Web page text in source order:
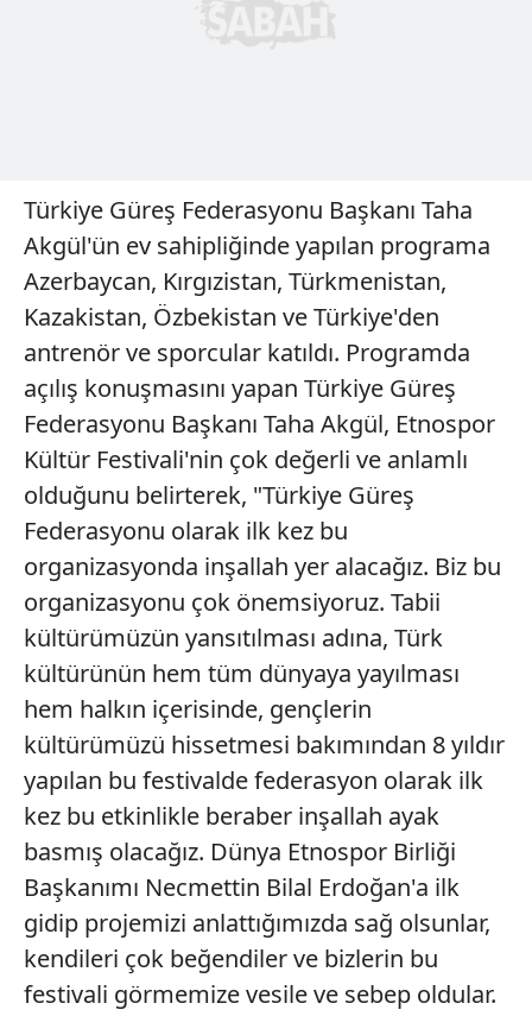
Türkiye Güreş Federasyonu Başkanı Taha
Akgül'ün ev sahipliğinde yapılan programa
Azerbaycan, Kırgızistan, Türkmenistan,
Kazakistan, Özbekistan ve Türkiye'den
antrenör ve sporcular katıldı. Programda
açılış konuşmasını yapan Türkiye Güreş
Federasyonu Başkanı Taha Akgül, Etnospor
Kültür Festivali'nin çok değerli ve anlamlı
olduğunu belirterek, "Türkiye Güreş
Federasyonu olarak ilk kez bu
organizasyonda inşallah yer alacağız. Biz bu
organizasyonu çok önemsiyoruz. Tabii
kültürümüzün yansıtılması adına, Türk
kültürünün hem tüm dünyaya yayılması
hem halkın içerisinde, gençlerin
kültürümüzü hissetmesi bakımından 8 yıldır
yapılan bu festivalde federasyon olarak ilk
kez bu etkinlikle beraber inşallah ayak
basmış olacağız. Dünya Etnospor Birliği
Başkanımı Necmettin Bilal Erdoğan'a ilk
gidip projemizi anlattığımızda sağ olsunlar,
kendileri çok beğendiler ve bizlerin bu
festivali görmemize vesile ve sebep oldular.